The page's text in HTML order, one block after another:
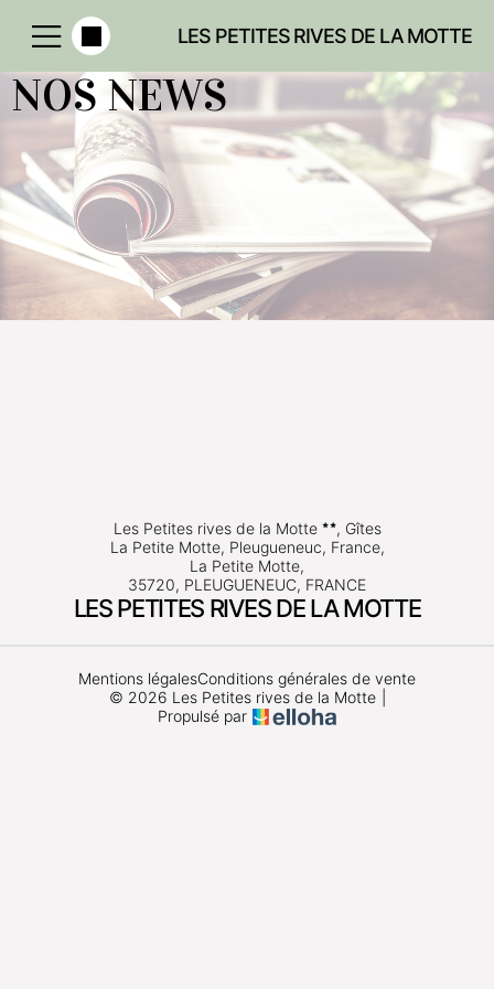
LES PETITES RIVES DE LA MOTTE
NOS NEWS
Les Petites rives de la Motte
, Gîtes
La Petite Motte, Pleugueneuc, France,
La Petite Motte,
35720, PLEUGUENEUC, FRANCE
LES PETITES RIVES DE LA MOTTE
Mentions légalesConditions générales de vente
© 2026 Les Petites rives de la Motte
Propulsé par